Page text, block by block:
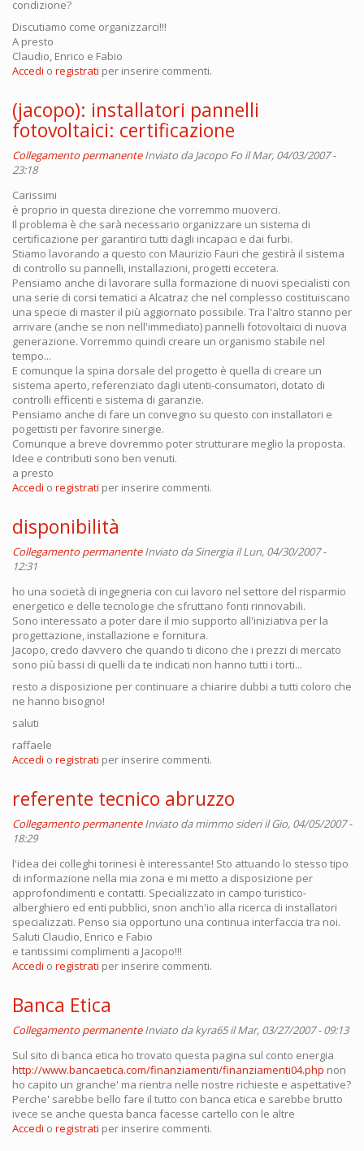
condizione?
Discutiamo come organizzarci!!!
A presto
Claudio, Enrico e Fabio
Accedi o registrati per inserire commenti.
(jacopo): installatori pannelli
fotovoltaici: certificazione
Collegamento permanente Inviato daJacopo Fo il Mar, 04/03/2007 -
23:18
Carissimi
è proprio in questa direzione che vorremmo muoverci.
Il problema è che sarà necessario organizzare un sistema di
certificazione per garantirci tutti dagli incapaci e dai furbi.
Stiamo lavorando a questo con Maurizio Fauri che gestirà il sistema
di controllo su pannelli, installazioni, progetti eccetera.
Pensiamo anche di lavorare sulla formazione di nuovi specialisti con
una serie di corsi tematici a Alcatraz che nel complesso costituiscano
una specie di master il più aggiornato possibile. Tra l'altro stanno per
arrivare (anche se non nell'immediato) pannelli fotovoltaici di nuova
generazione. Vorremmo quindi creare un organismo stabile nel
tempo...
E comunque la spina dorsale del progetto è quella di creare un
sistema aperto, referenziato dagli utenti-consumatori, dotato di
controlli efficenti e sistema di garanzie.
Pensiamo anche di fare un convegno su questo con installatori e
pogettisti per favorire sinergie.
Comunque a breve dovremmo poter strutturare meglio la proposta.
Idee e contributi sono ben venuti.
a presto
Accedi o registrati per inserire commenti.
disponibilità
Collegamento permanente Inviato da Sinergiail Lun, 04/30/2007 -
12:31
ho una società di ingegneria con cui lavoro nel settore del risparmio
energetico e delle tecnologie che sfruttano fonti rinnovabili.
Sono interessato a poter dare il mio supporto all'iniziativa per la
progettazione, installazione e fornitura.
Jacopo, credo davvero che quando ti dicono che i prezzi di mercato
sono più bassi di quelli da te indicati non hanno tutti i torti...
resto a disposizione per continuare a chiarire dubbi a tutti coloro che
ne hanno bisogno!
saluti
raffaele
Accedi o registrati per inserire commenti.
referente tecnico abruzzo
Collegamento permanente Inviato damimmo sideriil Gio, 04/05/2007 -
18:29
l'idea dei colleghi torinesi è interessante! Sto attuando lo stesso tipo
di informazione nella mia zona e mi metto a disposizione per
approfondimenti e contatti. Specializzato in campo turistico-
alberghiero ed enti pubblici, snon anch'io alla ricerca di installatori
specializzati. Penso sia opportuno una continua interfaccia tra noi.
Saluti Claudio, Enrico e Fabio
e tantissimi complimenti a Jacopo!!!
Accedi o registrati per inserire commenti.
Banca Etica
Collegamento permanente Inviato dakyra65il Mar, 03/27/2007 - 09:13
Sul sito di banca etica ho trovato questa pagina sul conto energia
http://www.bancaetica.com/finanziamenti/finanziamenti04.php non
ho capito un granche' ma rientra nelle nostre richieste e aspettative?
Perche' sarebbe bello fare il tutto con banca etica e sarebbe brutto
ivece se anche questa banca facesse cartello con le altre
Accedi o registrati per inserire commenti.